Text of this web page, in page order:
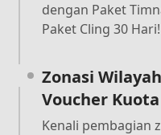
dengan Paket
Paket Cling 30 Hari!
Zonasi
Voucher
Kenali pembagian